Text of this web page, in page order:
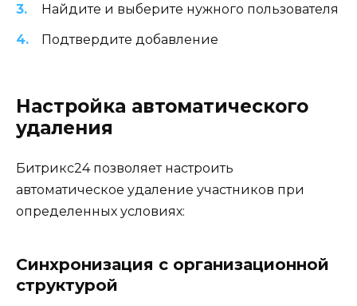
Найдите и выберите нужного пользователя
Подтвердите добавление
Настройка автоматического
удаления
Битрикс24 позволяет настроить
автоматическое удаление участников при
определенных условиях:
Синхронизация с организационной
структурой